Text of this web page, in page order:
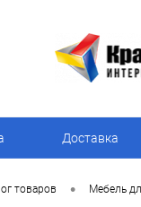
Доставка
товаров • Мебель